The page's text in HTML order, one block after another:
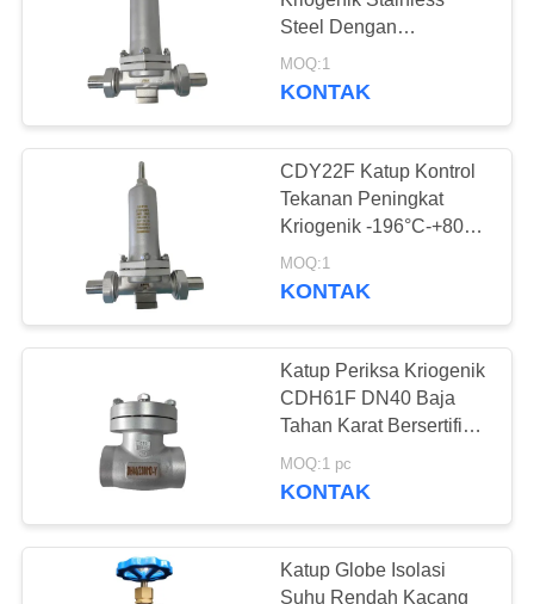
PABRIK
KONTROL
KUALITAS
HUBUNGI
BERITA
KASUS
PERMINTAAN
PENAWARAN
Cryogenic
Katup Periksa
Kriogenik
45
Katup Pengaman
Cryogenic
94
Steel Dengan
Sambungan Sekrup
MOQ:1
KONTAK
CDY22F Katup Kontrol
Tekanan Peningkat
Kriogenik -196°C-+80°C
Tekanan PN1.6-6.4Mpa
MOQ:1
KONTAK
Katup Periksa Kriogenik
CDH61F DN40 Baja
Tahan Karat Bersertifikat
ISO 9001
MOQ:1 pc
KONTAK
Katup Globe Isolasi
Suhu Rendah Kacang